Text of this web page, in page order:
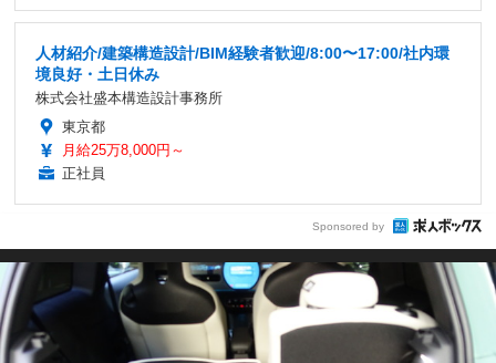
人材紹介/建築構造設計/BIM経験者歓迎/8:00〜17:00/社内環
境良好・土日休み
株式会社盛本構造設計事務所
東京都
月給25万8,000円～
正社員
Sponsored by